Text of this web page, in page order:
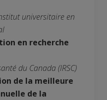
universitaire en
en recherche
du Canada (IRSC)
de la meilleure
de la